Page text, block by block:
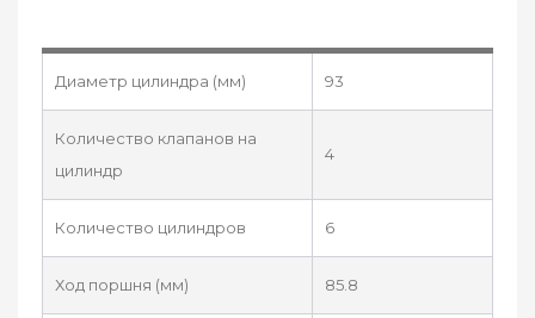
Диаметр цилиндра (мм) 93
Количество клапанов на
цилиндр
4
Количество цилиндров 6
Ход поршня (мм) 85.8